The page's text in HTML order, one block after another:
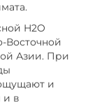
H2O
Восточной
Азии. При
и
и в